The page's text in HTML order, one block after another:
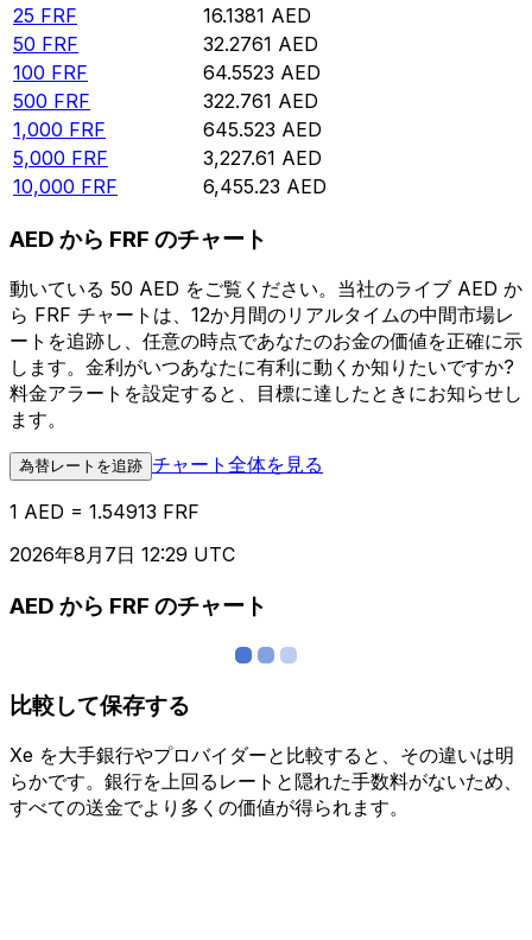
25 FRF 16.1381 AED
50 FRF 32.2761 AED
100 FRF 64.5523 AED
500 FRF 322.761 AED
1,000 FRF 645.523 AED
5,000 FRF 3,227.61 AED
10,000 FRF 6,455.23 AED
AED から FRF のチャート
動いている 50 AED をご覧ください。当社のライブ AED か
ら FRF チャートは、12か月間のリアルタイムの中間市場レ
ートを追跡し、任意の時点であなたのお金の価値を正確に示
します。金利がいつあなたに有利に動くか知りたいですか?
料金アラートを設定すると、目標に達したときにお知らせし
ます。
為替レートを追跡 チャート全体を見る
1 AED = 1.54913 FRF
2026年8月7日 12:29 UTC
AED から FRF のチャート
比較して保存する
Xe を大手銀行やプロバイダーと比較すると、その違いは明
らかです。銀行を上回るレートと隠れた手数料がないため、
すべての送金でより多くの価値が得られます。